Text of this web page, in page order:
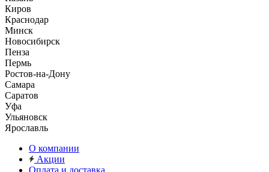
Киров
Краснодар
Минск
Новосибирск
Пенза
Пермь
Ростов-на-Дону
Самара
Саратов
Уфа
Ульяновск
Ярославль
О компании
Акции
Оплата и доставка